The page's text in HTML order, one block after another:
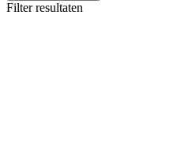
Filter resultaten